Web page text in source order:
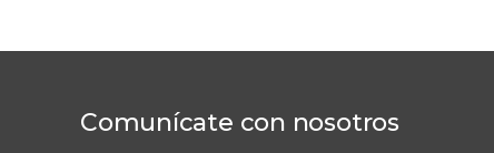
Comunícate con nosotros